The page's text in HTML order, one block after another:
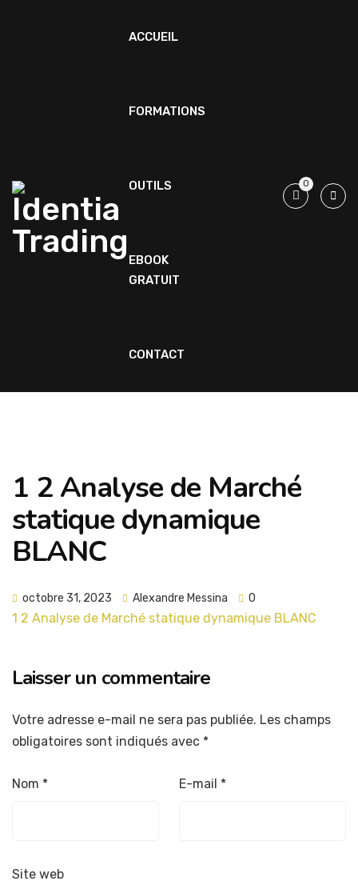
ACCUEIL
FORMATIONS
OUTILS
EBOOK
GRATUIT
CONTACT
0
1 2 Analyse de Marché
statique dynamique
BLANC
octobre 31, 2023 Alexandre Messina 0
1 2 Analyse de Marché statique dynamique BLANC
Laisser un commentaire
Votre adresse e-mail ne sera pas publiée. Les champs
obligatoires sont indiqués avec *
Nom * E-mail *
Site web